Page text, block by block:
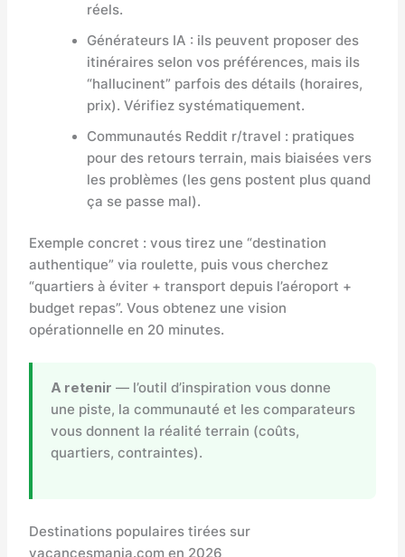
réels.
Générateurs IA : ils peuvent proposer des
itinéraires selon vos préférences, mais ils
“hallucinent” parfois des détails (horaires,
prix). Vérifiez systématiquement.
Communautés Reddit r/travel : pratiques
pour des retours terrain, mais biaisées vers
les problèmes (les gens postent plus quand
ça se passe mal).
Exemple concret : vous tirez une “destination
authentique” via roulette, puis vous cherchez
“quartiers à éviter + transport depuis l’aéroport +
budget repas”. Vous obtenez une vision
opérationnelle en 20 minutes.
A retenir — l’outil d’inspiration vous donne
une piste, la communauté et les comparateurs
vous donnent la réalité terrain (coûts,
quartiers, contraintes).
Destinations populaires tirées sur
vacancesmania.com en 2026